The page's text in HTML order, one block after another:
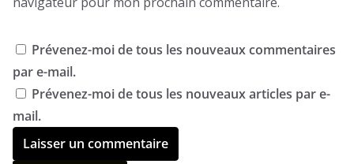
Prévenez-moi de tous les nouveaux commentaires
par e-mail.
Prévenez-moi de tous les nouveaux articles par e-
mail.